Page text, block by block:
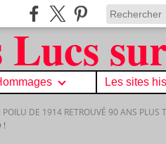
Les sites
POILU DE 1914 RETROUVÉ 90 ANS PLUS
!